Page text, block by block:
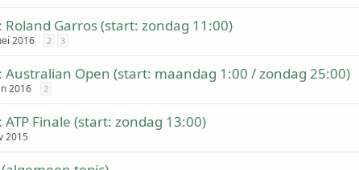
Roland Garros (start: zondag 11:00)
2016 2 3
Australian Open (start: maandag 1:00 / zondag 25:00)
2016 2
ATP Finale (start: zondag 13:00)
2015